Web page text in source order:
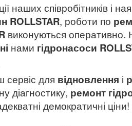
наших співробітників і
ROLLSTAR, роботи по
виконуються оперативно.
нами гідронасоси
сервіс для відновлення і
діагностику, ремонт
демократичні ціни!